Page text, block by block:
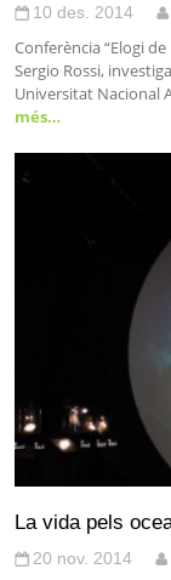
10 des. 2014
Conferència “Elogi
Sergio Rossi,
Universitat Nacional
més…
La vida pels
20 nov. 2014